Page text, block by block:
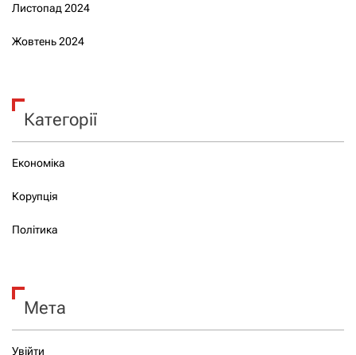
Листопад 2024
Жовтень 2024
Категорії
Економіка
Корупція
Політика
Мета
Увійти